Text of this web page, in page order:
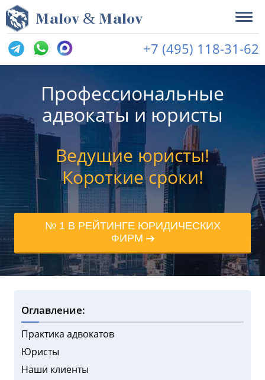
Malov & Malov
+7 (495) 118-31-62
Профессиональные
адвокаты и юристы
Ведущие юристы!
Короткие сроки!
№ 1 В РЕЙТИНГЕ ЮРИДИЧЕСКИХ
ФИРМ
Оглавление:
Практика адвокатов
Юристы
Наши клиенты